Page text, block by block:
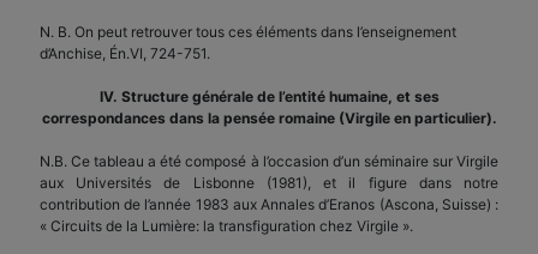
N. B. On peut retrouver tous ces éléments dans l’enseignement
d’Anchise, Én.VI, 724-751.
IV. Structure générale de l’entité humaine, et ses
correspondances dans la pensée romaine (Virgile en particulier).
N.B. Ce tableau a été composé à l’occasion d’un séminaire sur Virgile
aux Universités de Lisbonne (1981), et il figure dans notre
contribution de l’année 1983 aux Annales d’Eranos (Ascona, Suisse) :
« Circuits de la Lumière: la transfiguration chez Virgile ».